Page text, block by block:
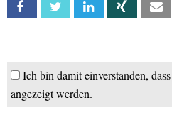
Facebook Twitter Linkedin Xing
Ich bin damit einverstanden,
angezeigt werden.